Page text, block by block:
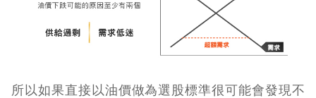
所以如果直接以油價做為選股標準很可能會發現不